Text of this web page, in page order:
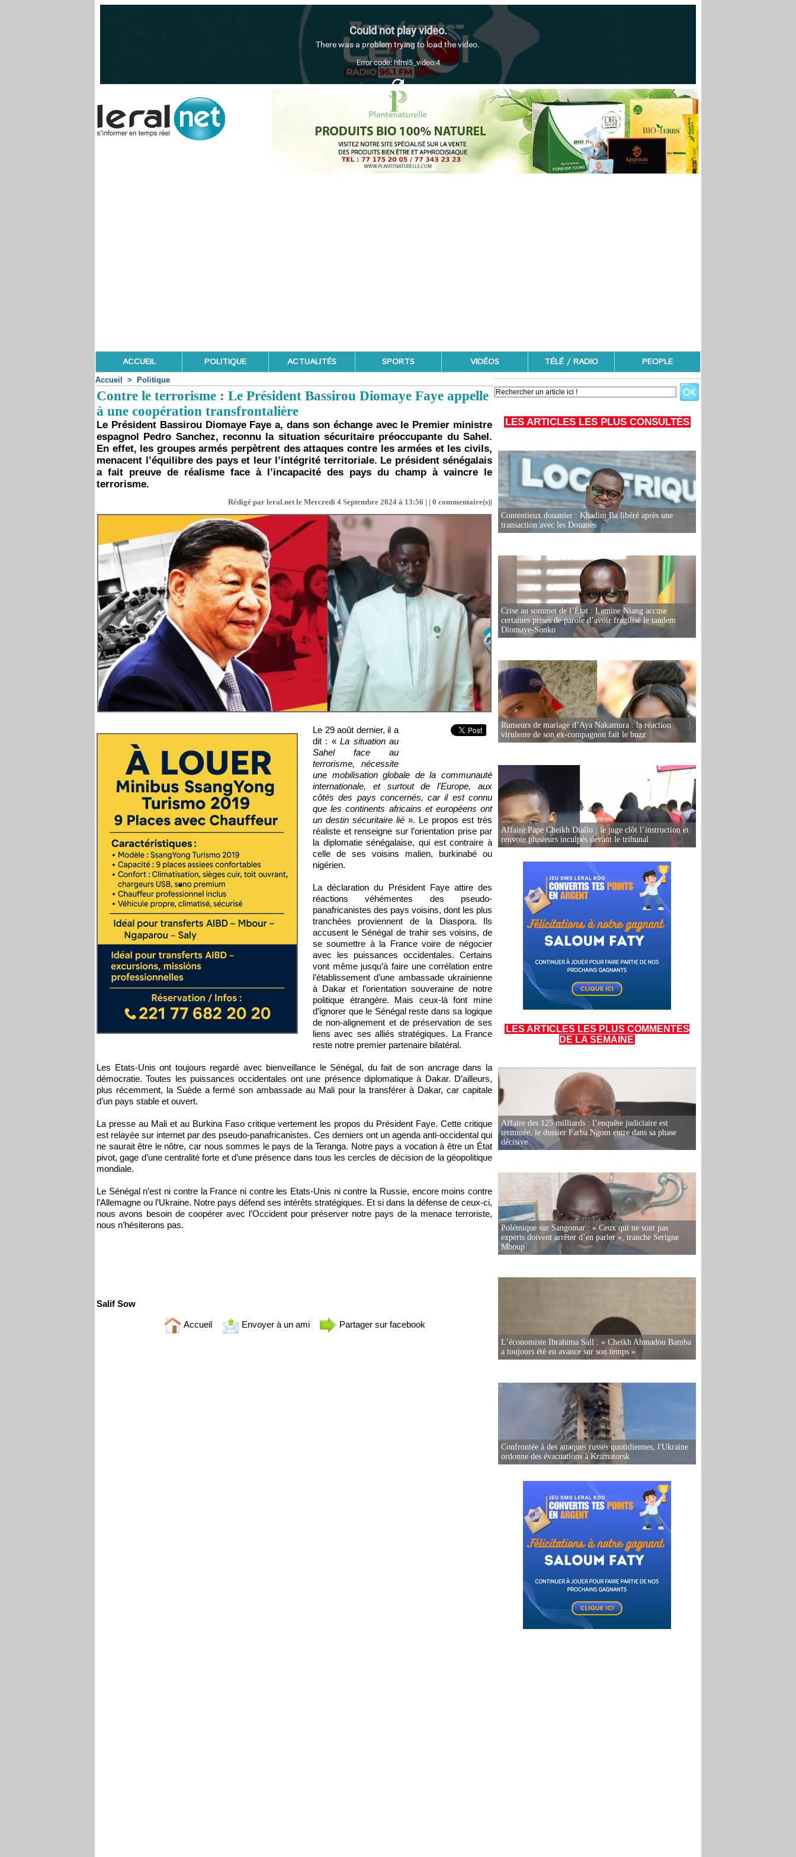
ACCUEIL POLITIQUE ACTUALITÉS SPORTS VIDÉOS TÉLÉ / RADIO PEOPLE
Accueil > Politique
Contre le terrorisme : Le Président Bassirou Diomaye Faye appelle
à une coopération transfrontalière
Le Président Bassirou Diomaye Faye a, dans son échange avec le Premier ministre
espagnol Pedro Sanchez, reconnu la situation sécuritaire préoccupante du Sahel.
En effet, les groupes armés perpètrent des attaques contre les armées et les civils,
menacent l’équilibre des pays et leur l’intégrité territoriale. Le président sénégalais
a fait preuve de réalisme face à l’incapacité des pays du champ à vaincre le
terrorisme.
Rédigé par leral.net le Mercredi 4 Septembre 2024 à 13:56 | | 0 commentaire(s)|
Le 29 août dernier, il a
dit : «La situation au
Sahel face au
terrorisme, nécessite
une mobilisation globale de la communauté
internationale, et surtout de l'Europe, aux
côtés des pays concernés, car il est connu
que les continents africains et européens ont
un destin sécuritaire lié ». Le propos est très
réaliste et renseigne sur l’orientation prise par
la diplomatie sénégalaise, qui est contraire à
celle de ses voisins malien, burkinabé ou
nigérien.
La déclaration du Président Faye attire des
réactions véhémentes des pseudo-
panafricanistes des pays voisins, dont les plus
tranchées proviennent de la Diaspora. Ils
accusent le Sénégal de trahir ses voisins, de
se soumettre à la France voire de négocier
avec les puissances occidentales. Certains
vont même jusqu’à faire une corrélation entre
l’établissement d’une ambassade ukrainienne
à Dakar et l’orientation souveraine de notre
politique étrangère. Mais ceux-là font mine
d’ignorer que le Sénégal reste dans sa logique
de non-alignement et de préservation de ses
liens avec ses alliés stratégiques. La France
reste notre premier partenaire bilatéral.
Les Etats-Unis ont toujours regardé avec bienveillance le Sénégal, du fait de son ancrage dans la
démocratie. Toutes les puissances occidentales ont une présence diplomatique à Dakar. D’ailleurs,
plus récemment, la Suède a fermé son ambassade au Mali pour la transférer à Dakar, car capitale
d’un pays stable et ouvert.
La presse au Mali et au Burkina Faso critique vertement les propos du Président Faye. Cette critique
est relayée sur internet par des pseudo-panafricanistes. Ces derniers ont un agenda anti-occidental qui
ne saurait être le nôtre, car nous sommes le pays de la Teranga. Notre pays a vocation à être un État
pivot, gage d’une centralité forte et d’une présence dans tous les cercles de décision de la géopolitique
mondiale.
Le Sénégal n’est ni contre la France ni contre les Etats-Unis ni contre la Russie, encore moins contre
l’Allemagne ou l’Ukraine. Notre pays défend ses intérêts stratégiques. Et si dans la défense de ceux-ci,
nous avons besoin de coopérer avec l’Occident pour préserver notre pays de la menace terroriste,
nous n’hésiterons pas.
Salif Sow
Accueil Envoyer à un ami Partager sur facebook
LES ARTICLES LES PLUS CONSULTÉS
Contentieux douanier : Khadim Ba libéré après une
transaction avec les Douanes
Crise au sommet de l’État : Lamine Niang accuse
certaines prises de parole d’avoir fragilisé le tandem
Diomaye-Sonko
Rumeurs de mariage d’Aya Nakamura : la réaction
virulente de son ex-compagnon fait le buzz
Affaire Pape Cheikh Diallo : le juge clôt l’instruction et
renvoie plusieurs inculpés devant le tribunal
LES ARTICLES LES PLUS COMMENTÉS
DE LA SEMAINE
Affaire des 125 milliards : l’enquête judiciaire est
terminée, le dossier Farba Ngom entre dans sa phase
décisive
Polémique sur Sangomar : « Ceux qui ne sont pas
experts doivent arrêter d’en parler », tranche Serigne
Mboup
L’économiste Ibrahima Sall : « Cheikh Ahmadou Bamba
a toujours été en avance sur son temps »
Confrontée à des attaques russes quotidiennes, l'Ukraine
ordonne des évacuations à Kramatorsk